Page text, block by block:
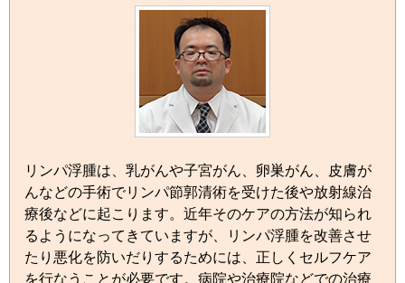
リンパ浮腫は、乳がんや子宮がん、卵巣がん、皮膚が
んなどの手術でリンパ節郭清術を受けた後や放射線治
療後などに起こります。近年そのケアの方法が知られ
るようになってきていますが、リンパ浮腫を改善させ
たり悪化を防いだりするためには、正しくセルフケア
を行なうことが必要です。病院や治療院などでの治療